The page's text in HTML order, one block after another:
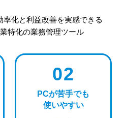
化と利益改善を実感できる
特化の業務管理ツール
02
PCが苦手でも
使いやすい